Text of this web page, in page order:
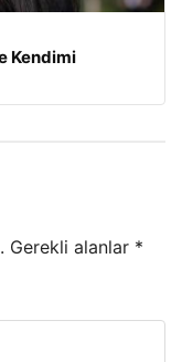
Kendimi
Gerekli alanlar *